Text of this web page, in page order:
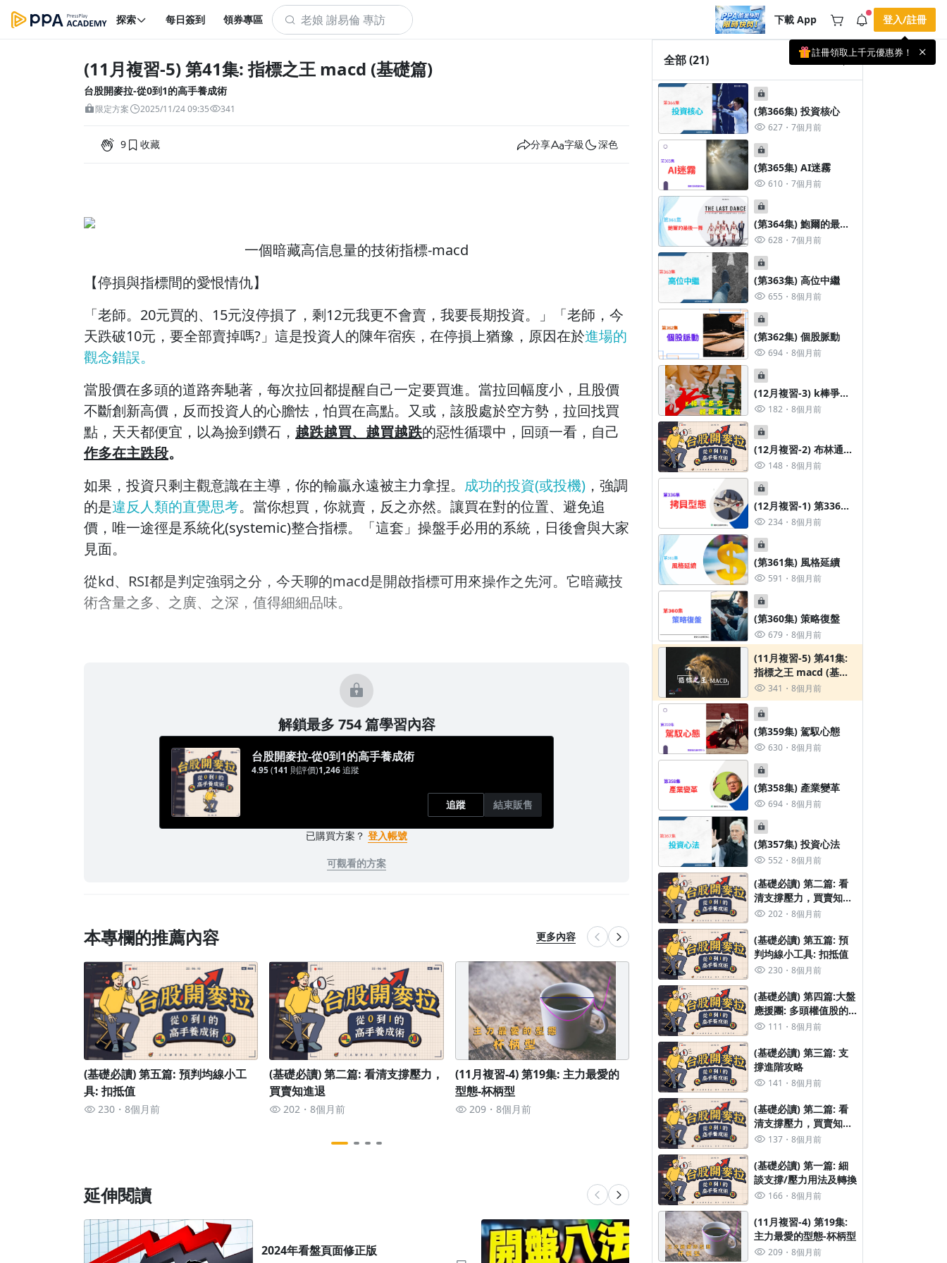
探索 每日簽到 領券專區 下載 App
下載 APP 領取獎勵，隨時吸收新知識
手機掃描下載
🌞 PPA 避暑津貼．冷氣房升級｜
期間快閃活動
🥵 酷暑限時快閃｜單筆滿 NT$2,500 現
折 NT$300、再贈最高 2% 點數回饋！
🚀 酷暑來襲．偷偷在冷氣房升級 📈
⭐️ 【冷氣房進修 限時開跑】◾單筆滿
NT$2,500 現折 NT$300◾活動期間：即
日起 - 8/13（只有一週）-📣 酷暑季好康
\ 再加碼 /→ 點數回饋無上限🔥購買任一
課程 or 訂閱✅ 消費即享回饋 1% 點數
✅ 滿 $5,000 回饋 2% 點數🎁 此為 PPA
官方帳號 Line@ 專屬活動，加入好友👉
享有「渠道專屬活動」及「個人化推
播」！
4 天前
查看全部
登入/註冊
註冊領取上千元優惠券！
(11月複習-5) 第41集: 指標之王 macd (基礎篇)
台股開麥拉-從0到1的高手養成術
限定方案 2025/11/24 09:35 341
9 收藏 分享 字級 深色
一個暗藏高信息量的技術指標-macd
【停損與指標間的愛恨情仇】
「老師。20元買的、15元沒停損了，剩12元我更不會賣，我要長期投資。」「老師，今
天跌破10元，要全部賣掉嗎?」這是投資人的陳年宿疾，在停損上猶豫，原因在於進場的
觀念錯誤。
當股價在多頭的道路奔馳著，每次拉回都提醒自己一定要買進。當拉回幅度小，且股價
不斷創新高價，反而投資人的心膽怯，怕買在高點。又或，該股處於空方勢，拉回找買
點，天天都便宜，以為撿到鑽石， 越跌越買、越買越跌的惡性循環中，回頭一看，自己
作多在主跌段。
如果，投資只剩主觀意識在主導，你的輸贏永遠被主力拿捏。 成功的投資(或投機) ，強調
的是違反人類的直覺思考。當你想買，你就賣，反之亦然。讓買在對的位置、避免追
價，唯一途徑是系統化(systemic)整合指標。「這套」操盤手必用的系統，日後會與大家
見面。
從kd、RSI都是判定強弱之分，今天聊的macd是開啟指標可用來操作之先河。它暗藏技
術含量之多、之廣、之深，值得細細品味。
解鎖最多 754 篇學習內容
台股開麥拉-從0到1的高手養成術
4.95(141 則評價)1,246追蹤
追蹤 結束販售
已購買方案？ 登入帳號
可觀看的方案
本專欄的推薦內容 更多內容
(基礎必讀) 第五篇: 預判均線小工
具: 扣抵值
230 8個月前
(基礎必讀) 第二篇: 看清支撐壓力，
買賣知進退
202 8個月前
(11月複習-4) 第19集: 主力最愛的
型態-杯柄型
209 8個月前
(一月複習-5) 第189集: 出貨日判斷
267 7個月前
1個月前
延伸閱讀
2024年看盤頁面修正版 台股觀盤焦點（4/28）
全部(21)
(第366集) 投資核心
627 7個月前
(第365集) AI迷霧
610 7個月前
(第364集) 鮑爾的最後
一舞628 7個月前
(第363集) 高位中繼
655 8個月前
(第362集) 個股脈動
694 8個月前
(12月複習-3) k棒爭多
空 輕鬆選邊站 (含母子
182 8個月前
(12月複習-2) 布林通道
小撇步 (含扭轉k)
148 8個月前
(12月複習-1) 第336集:
拷貝型態
234 8個月前
(第361集) 風格延續
591 8個月前
(第360集) 策略復盤
679 8個月前
(11月複習-5) 第41集:
指標之王 macd (基礎
篇) 341 8個月前
(第359集) 駕馭心態
630 8個月前
(第358集) 產業變革
694 8個月前
(第357集) 投資心法
552 8個月前
(基礎必讀) 第二篇: 看
清支撐壓力，買賣知進
退 202 8個月前
(基礎必讀) 第五篇: 預
判均線小工具: 扣抵值
230 8個月前
(基礎必讀) 第四篇:大盤
應援團: 多頭權值股的
調整特徵
111 8個月前
(基礎必讀) 第三篇: 支
撐進階攻略
141 8個月前
(基礎必讀) 第二篇: 看
清支撐壓力，買賣知進
退 137 8個月前
(基礎必讀) 第一篇: 細
談支撐/壓力用法及轉換
166 8個月前
(11月複習-4) 第19集:
主力最愛的型態-杯柄型
209 8個月前